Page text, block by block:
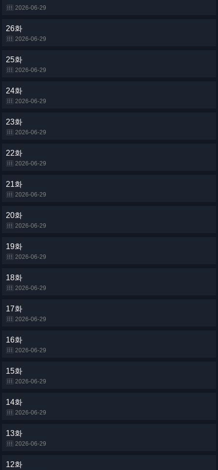
2026-06-29
26화
2026-06-29
25화
2026-06-29
24화
2026-06-29
23화
2026-06-29
22화
2026-06-29
21화
2026-06-29
20화
2026-06-29
19화
2026-06-29
18화
2026-06-29
17화
2026-06-29
16화
2026-06-29
15화
2026-06-29
14화
2026-06-29
13화
2026-06-29
12화